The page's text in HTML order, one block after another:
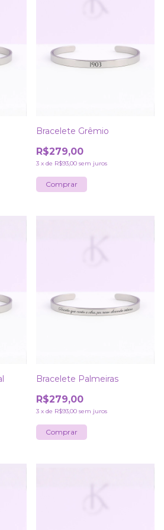
Bracelete Grêmio
R$279,00
3 x de R$93,00 sem juros
Comprar
Bracelete Palmeiras
R$279,00
3 x de R$93,00 sem juros
Comprar